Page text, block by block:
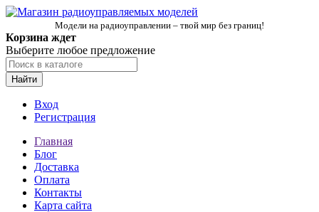
Модели на радиоуправлении – твой мир без границ!
Корзина ждет
Выберите любое предложение
Найти
Вход
Регистрация
Главная
Блог
Доставка
Оплата
Контакты
Карта сайта